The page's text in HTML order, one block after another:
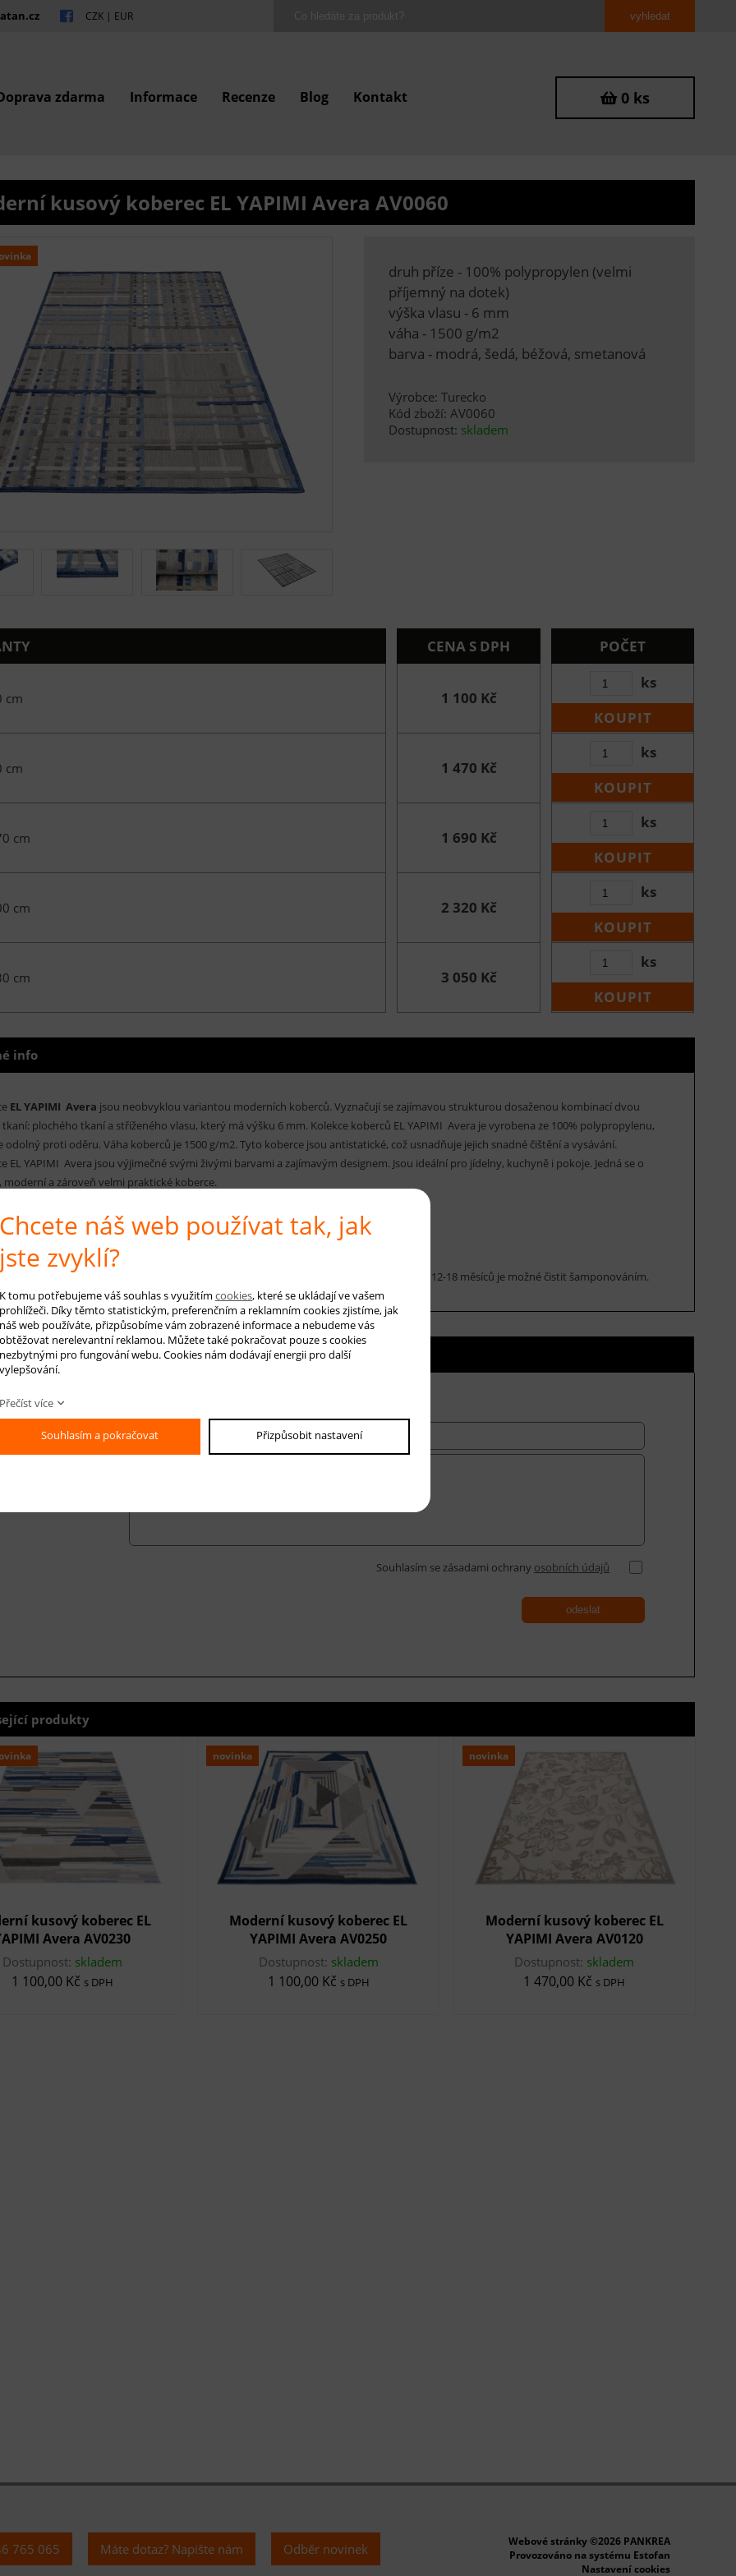
CZK | EUR
zdarma Informace Recenze Blog Kontakt 0 ks
kusový koberec EL YAPIMI Avera AV0060
druh příze - 100% polypropylen (velmi
příjemný na dotek)
výška vlasu - 6 mm
váha - 1500 g/m2
barva - modrá, šedá, béžová, smetanová
Výrobce: Turecko
Kód zboží: AV0060
Dostupnost: skladem
CENA S DPH POČET
cm 1 100 Kč
ks
KOUPIT
cm 1 470 Kč
ks
KOUPIT
cm 1 690 Kč
ks
KOUPIT
cm 2 320 Kč
ks
KOUPIT
cm 3 050 Kč
ks
KOUPIT
info
EL YAPIMI Avera jsou neobvyklou variantou moderních koberců. Vyznačují se zajímavou strukturou dosaženou kombinací dvou
plochého tkaní a střiženého vlasu, který má výšku 6 mm. Kolekce koberců EL YAPIMI Avera je vyrobena ze 100% polypropylenu,
odolný proti oděru. Váha koberců je 1500 g/m2. Tyto koberce jsou antistatické, což usnadňuje jejich snadné čištění a vysávání.
EL YAPIMI Avera jsou výjimečné svými živými barvami a zajímavým designem. Jsou ideální pro jídelny, kuchyně i pokoje. Jedná se o
moderní a zároveň velmi praktické koberce.
modrá, šedá, béžová, smetanová
ÚDRŽBA:
vysávání nečistot z koberce, které zabrání jejich zašlapání do koberce. Cca jednou za 12-18 měsíců je možné čistit šamponováním.
produkt Hlídání ceny
Souhlasím se zásadami ochrany osobních údajů
odeslat
produkty
kusový koberec EL
Avera AV0230
Dostupnost: skladem
1 100,00 Kč s DPH
novinka
Moderní kusový koberec EL
YAPIMI Avera AV0250
Dostupnost: skladem
1 100,00 Kč s DPH
novinka
Moderní kusový koberec EL
YAPIMI Avera AV0120
Dostupnost: skladem
1 470,00 Kč s DPH
765 065 Máte dotaz? Napište nám Odběr novinek
Webové stránky ©2026 PANKREA
Provozováno na systému Estofan
Nastavení cookies
Chcete náš web používat tak, jak
jste zvyklí?
K tomu potřebujeme váš souhlas s využitím cookies, které se ukládají ve vašem
prohlížeči. Díky těmto statistickým, preferenčním a reklamním cookies zjistíme, jak
náš web používáte, přizpůsobíme vám zobrazené informace a nebudeme vás
obtěžovat nerelevantní reklamou. Můžete také pokračovat pouze s cookies
nezbytnými pro fungování webu. Cookies nám dodávají energii pro další
vylepšování.
Přečíst více
Souhlasím a pokračovat Přizpůsobit nastavení